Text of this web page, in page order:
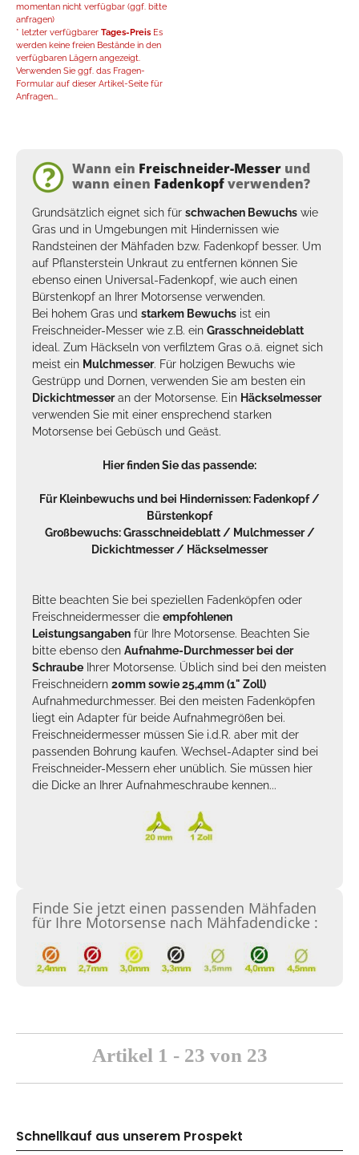
momentan nicht verfügbar (ggf. bitte
anfragen)
* letzter verfügbarer Tages-Preis Es
werden keine freien Bestände in den
verfügbaren Lägern angezeigt.
Verwenden Sie ggf. das Fragen-
Formular auf dieser Artikel-Seite für
Anfragen...
Wann ein Freischneider-Messer und
wann einen Fadenkopfverwenden?
Grundsätzlich eignet sich für schwachen Bewuchs wie
Gras und in Umgebungen mit Hindernissen wie
Randsteinen der Mähfaden bzw. Fadenkopf besser. Um
auf Pflansterstein Unkraut zu entfernen können Sie
ebenso einen Universal-Fadenkopf, wie auch einen
Bürstenkopf an Ihrer Motorsense verwenden.
Bei hohem Gras und starkem Bewuchs ist ein
Freischneider-Messer wie z.B. ein Grasschneideblatt
ideal. Zum Häckseln von verfilztem Gras o.ä. eignet sich
meist ein Mulchmesser. Für holzigen Bewuchs wie
Gestrüpp und Dornen, verwenden Sie am besten ein
Dickichtmesseran der Motorsense. Ein Häckselmesser
verwenden Sie mit einer ensprechend starken
Motorsense bei Gebüsch und Geäst.
Hier finden Sie das passende:
Für Kleinbewuchs und bei Hindernissen: Fadenkopf/
Bürstenkopf
Großbewuchs:Grasschneideblatt/ Mulchmesser/
Dickichtmesser/ Häckselmesser
Bitte beachten Sie bei speziellen Fadenköpfen oder
Freischneidermesser die empfohlenen
Leistungsangaben für Ihre Motorsense. Beachten Sie
bitte ebenso den Aufnahme-Durchmesser bei der
Schraube Ihrer Motorsense. Üblich sind bei den meisten
Freischneidern 20mm sowie 25,4mm (1" Zoll)
Aufnahmedurchmesser. Bei den meisten Fadenköpfen
liegt ein Adapter für beide Aufnahmegrößen bei.
Freischneidermesser müssen Sie i.d.R. aber mit der
passenden Bohrung kaufen. Wechsel-Adapter sind bei
Freischneider-Messern eher unüblich. Sie müssen hier
die Dicke an Ihrer Aufnahmeschraube kennen...
Finde Sie jetzt einen passenden Mähfaden
für Ihre Motorsense nach Mähfadendicke :
Artikel 1 - 23 von 23
Schnellkauf aus unserem Prospekt